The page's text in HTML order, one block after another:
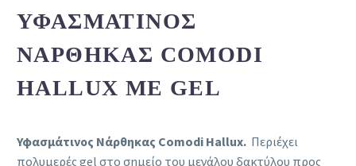
ΥΦΑΣΜΆΤΙΝΟΣ
ΝΆΡΘΗΚΑΣ COMODI
HALLUX ΜΕ GEL
Υφασμάτινος Νάρθηκας Comodi Hallux. Περιέχει
πολυμερές gel στο σημείο του μεγάλου δακτύλου προς